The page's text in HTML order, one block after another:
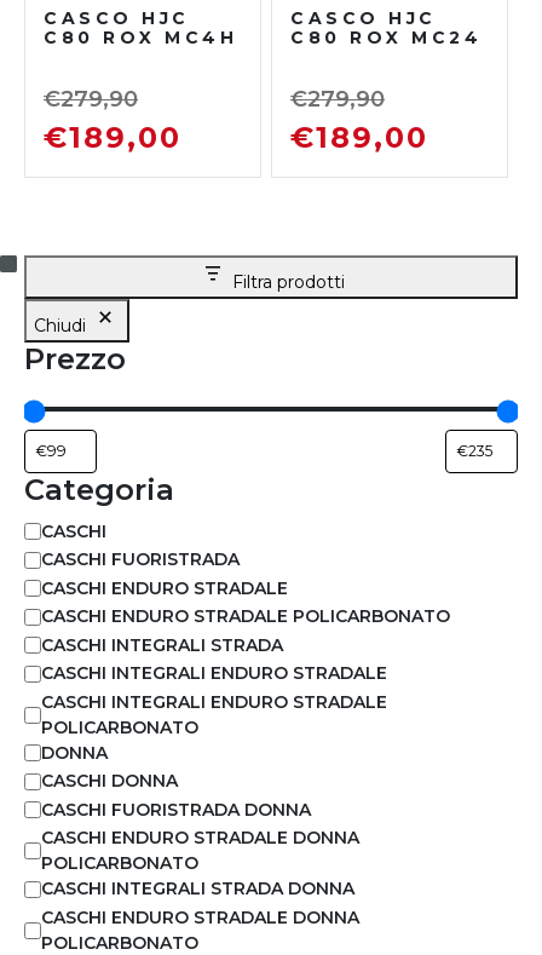
CASCO HJC
C80 ROX MC4H
€279,90
€189,00
CASCO HJC
C80 ROX MC24
€279,90
€189,00
Filtra prodotti
Chiudi
Prezzo
Categoria
CASCHI
CASCHI FUORISTRADA
CASCHI ENDURO STRADALE
CASCHI ENDURO STRADALE POLICARBONATO
CASCHI INTEGRALI STRADA
CASCHI INTEGRALI ENDURO STRADALE
CASCHI INTEGRALI ENDURO STRADALE
POLICARBONATO
DONNA
CASCHI DONNA
CASCHI FUORISTRADA DONNA
CASCHI ENDURO STRADALE DONNA
POLICARBONATO
CASCHI INTEGRALI STRADA DONNA
CASCHI ENDURO STRADALE DONNA
POLICARBONATO